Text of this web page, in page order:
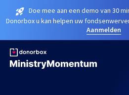
Doe mee aan een demo van 30
Donorbox u kan helpen uw
Aanmelden